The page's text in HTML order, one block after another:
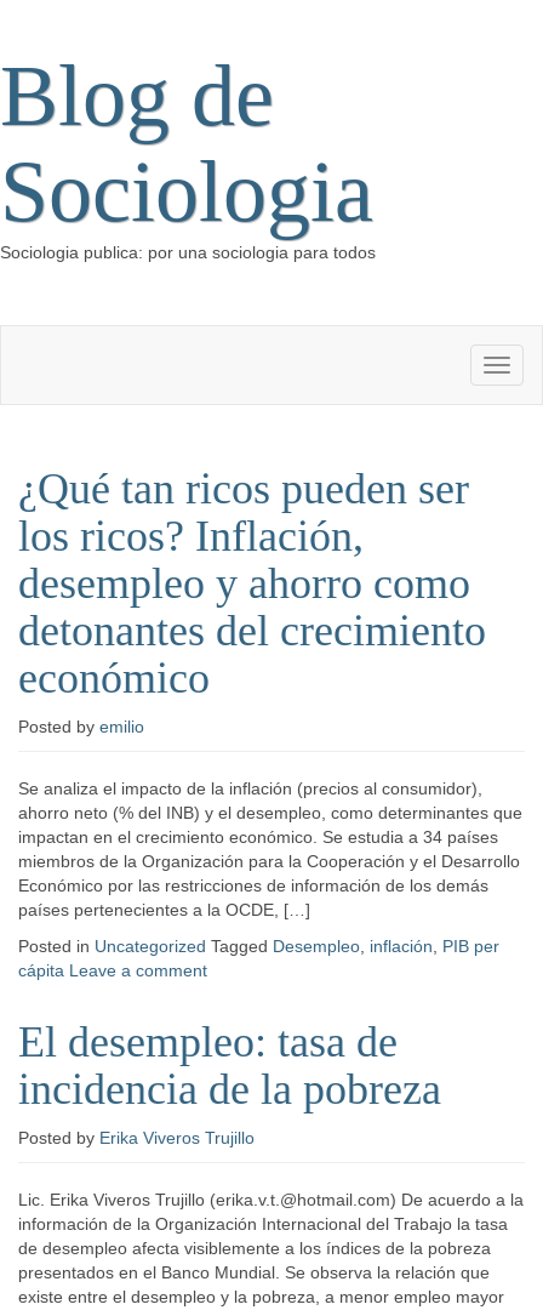
Blog de
Sociologia
Sociologia publica: por una sociologia para todos
¿Qué tan ricos pueden ser
los ricos? Inflación,
desempleo y ahorro como
detonantes del crecimiento
económico
Posted by emilio
Se analiza el impacto de la inflación (precios al consumidor),
ahorro neto (% del INB) y el desempleo, como determinantes que
impactan en el crecimiento económico. Se estudia a 34 países
miembros de la Organización para la Cooperación y el Desarrollo
Económico por las restricciones de información de los demás
países pertenecientes a la OCDE, […]
Posted in Uncategorized Tagged Desempleo inflación
PIB per
cápita Leave a comment
El desempleo: tasa de
incidencia de la pobreza
Posted by Erika Viveros Trujillo
Lic. Erika Viveros Trujillo (erika.v.t.@hotmail.com) De acuerdo a la
información de la Organización Internacional del Trabajo la tasa
de desempleo afecta visiblemente a los índices de la pobreza
presentados en el Banco Mundial. Se observa la relación que
existe entre el desempleo y la pobreza, a menor empleo mayor